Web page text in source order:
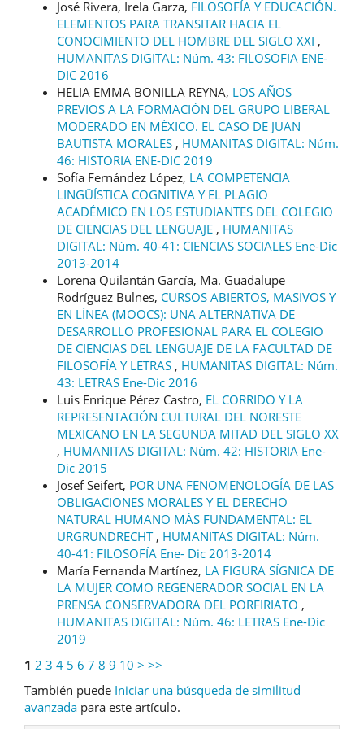
José Rivera, Irela Garza, FILOSOFÍA Y EDUCACIÓN.
ELEMENTOS PARA TRANSITAR HACIA EL
CONOCIMIENTO DEL HOMBRE DEL SIGLO XXI ,
HUMANITAS DIGITAL: Núm. 43: FILOSOFIA ENE-
DIC 2016
HELIA EMMA BONILLA REYNA, LOS AÑOS
PREVIOS A LA FORMACIÓN DEL GRUPO LIBERAL
MODERADO EN MÉXICO. EL CASO DE JUAN
BAUTISTA MORALES , HUMANITAS DIGITAL: Núm.
46: HISTORIA ENE-DIC 2019
Sofía Fernández López, LA COMPETENCIA
LINGÜÍSTICA COGNITIVA Y EL PLAGIO
ACADÉMICO EN LOS ESTUDIANTES DEL COLEGIO
DE CIENCIAS DEL LENGUAJE , HUMANITAS
DIGITAL: Núm. 40-41: CIENCIAS SOCIALES Ene-Dic
2013-2014
Lorena Quilantán García, Ma. Guadalupe
Rodríguez Bulnes, CURSOS ABIERTOS, MASIVOS Y
EN LÍNEA (MOOCS): UNA ALTERNATIVA DE
DESARROLLO PROFESIONAL PARA EL COLEGIO
DE CIENCIAS DEL LENGUAJE DE LA FACULTAD DE
FILOSOFÍA Y LETRAS , HUMANITAS DIGITAL: Núm.
43: LETRAS Ene-Dic 2016
Luis Enrique Pérez Castro, EL CORRIDO Y LA
REPRESENTACIÓN CULTURAL DEL NORESTE
MEXICANO EN LA SEGUNDA MITAD DEL SIGLO XX
, HUMANITAS DIGITAL: Núm. 42: HISTORIA Ene-
Dic 2015
Josef Seifert, POR UNA FENOMENOLOGÍA DE LAS
OBLIGACIONES MORALES Y EL DERECHO
NATURAL HUMANO MÁS FUNDAMENTAL: EL
URGRUNDRECHT , HUMANITAS DIGITAL: Núm.
40-41: FILOSOFÍA Ene- Dic 2013-2014
María Fernanda Martínez, LA FIGURA SÍGNICA DE
LA MUJER COMO REGENERADOR SOCIAL EN LA
PRENSA CONSERVADORA DEL PORFIRIATO ,
HUMANITAS DIGITAL: Núm. 46: LETRAS Ene-Dic
2019
1 2 3 4 5 6 7 8 9 10 > >>
También puede Iniciar una búsqueda de similitud
avanzada para este artículo.